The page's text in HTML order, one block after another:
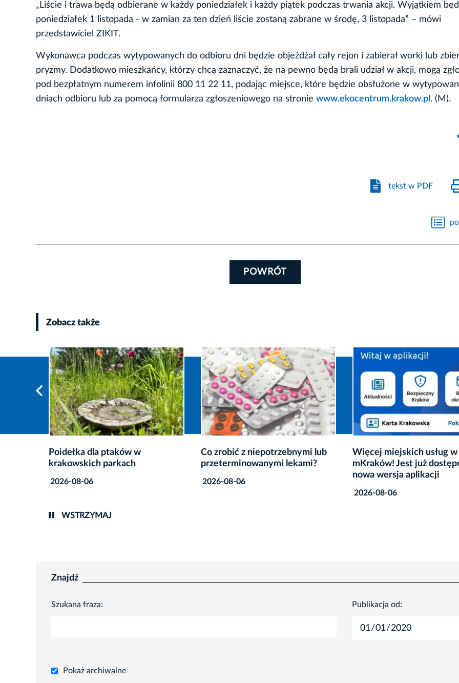
„Liście i trawa będą odbierane w każdy poniedziałek i każdy piątek podczas trwania akcji. Wyjątkiem
poniedziałek 1 listopada - w zamian za ten dzień liście zostaną zabrane w środę, 3 listopada” – mówi
przedstawiciel ZIKIT.
Wykonawca podczas wytypowanych do odbioru dni będzie objeżdżał cały rejon i zabierał worki lub
pryzmy. Dodatkowo mieszkańcy, którzy chcą zaznaczyć, że na pewno będą brali udział w akcji, mogą
pod bezpłatnym numerem infolinii 800 11 22 11, podając miejsce, które będzie obsłużone w
dniach odbioru lub za pomocą formularza zgłoszeniowego na stronie www.ekocentrum.krakow.pl . (M).
tekst w PDF
POWRÓT
Zobacz także
Co zrobić z niepotrzebnymi lub
przeterminowanymi lekami?
2026-08-06
Więcej miejskich usług w
mKraków! Jest już dostępna
Przygoda z ojczyzną
„Kadrówki”
2026-07-29
WSTRZYMAJ
Znajdź
Szukana fraza: Publikacja od:
Pokaż archiwalne